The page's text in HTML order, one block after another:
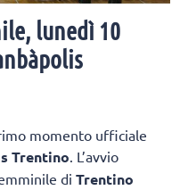
lunedì 10
momento ufficiale
Trentino. L’avvio
di Trentino